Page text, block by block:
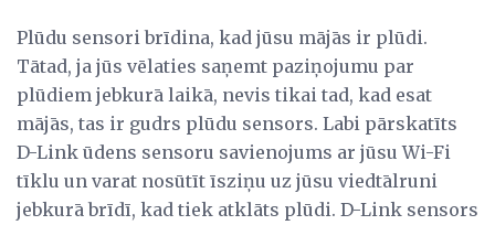
Plūdu sensori brīdina, kad jūsu mājās ir plūdi.
Tātad, ja jūs vēlaties saņemt paziņojumu par
plūdiem jebkurā laikā, nevis tikai tad, kad esat
mājās, tas ir gudrs plūdu sensors. Labi pārskatīts
D-Link ūdens sensoru savienojums ar jūsu Wi-Fi
tīklu un varat nosūtīt īsziņu uz jūsu viedtālruni
jebkurā brīdī, kad tiek atklāts plūdi. D-Link sensors